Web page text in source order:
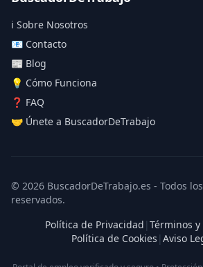
ℹ️ Sobre Nosotros
📧 Contacto
📰 Blog
💡 Cómo Funciona
❓ FAQ
🤝 Únete a BuscadorDeTrabajo
© 2026 BuscadorDeTrabajo.es - Todos
reservados.
Política de Privacidad | Términos
Política de Cookies | Aviso